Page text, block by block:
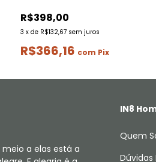
R$398,00
3 x de R$132,67 sem juros
R$366,16 com Pix
a elas está a
IN8
Quem
Dúvidas